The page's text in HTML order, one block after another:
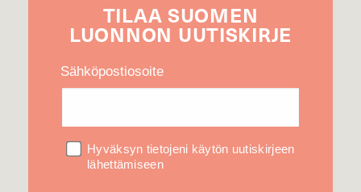
TILAA SUOMEN
LUONNON UUTIS­KIRJE
Sähköpostiosoite
Hyväksyn tietojeni käytön uutiskirjeen
lähettämiseen